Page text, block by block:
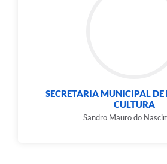
SECRETARIA MUNICIPAL DE
CULTURA
Sandro Mauro do